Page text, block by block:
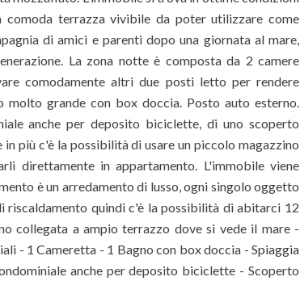
terrazza vivibile da poter utilizzare come
di amici e parenti dopo una giornata al mare,
La zona notte è composta da 2 camere
comodamente altri due posti letto per rendere
grande con box doccia. Posto auto esterno.
anche per deposito biciclette, di uno scoperto
più c'è la possibilità di usare un piccolo magazzino
direttamente in appartamento. L'immobile viene
è un arredamento di lusso, ogni singolo oggetto
riscaldamento quindi c'è la possibilità di abitarci 12
collegata a ampio terrazzo dove si vede il mare -
- 1 Cameretta - 1 Bagno con box doccia - Spiaggia
anche per deposito biciclette - Scoperto